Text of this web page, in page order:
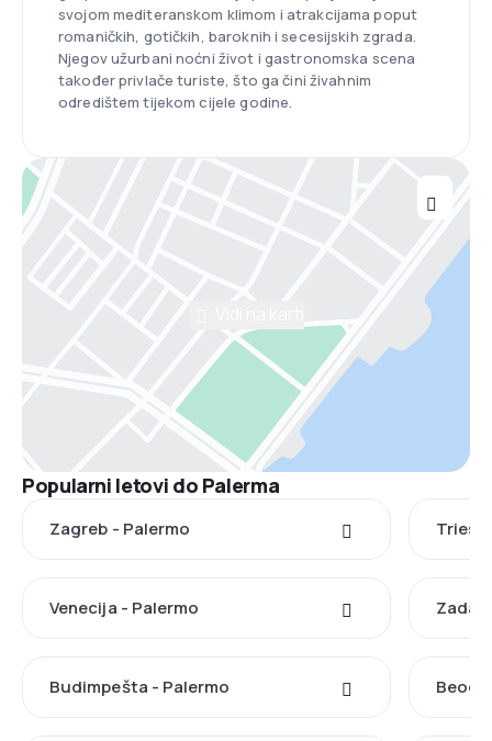
svojom mediteranskom klimom i atrakcijama poput
romaničkih, gotičkih, baroknih i secesijskih zgrada.
Njegov užurbani noćni život i gastronomska scena
također privlače turiste, što ga čini živahnim
odredištem tijekom cijele godine.
Popularni letovi do Palerma
Zagreb - Palermo
Venecija - Palermo Zadar
Budimpešta - Palermo